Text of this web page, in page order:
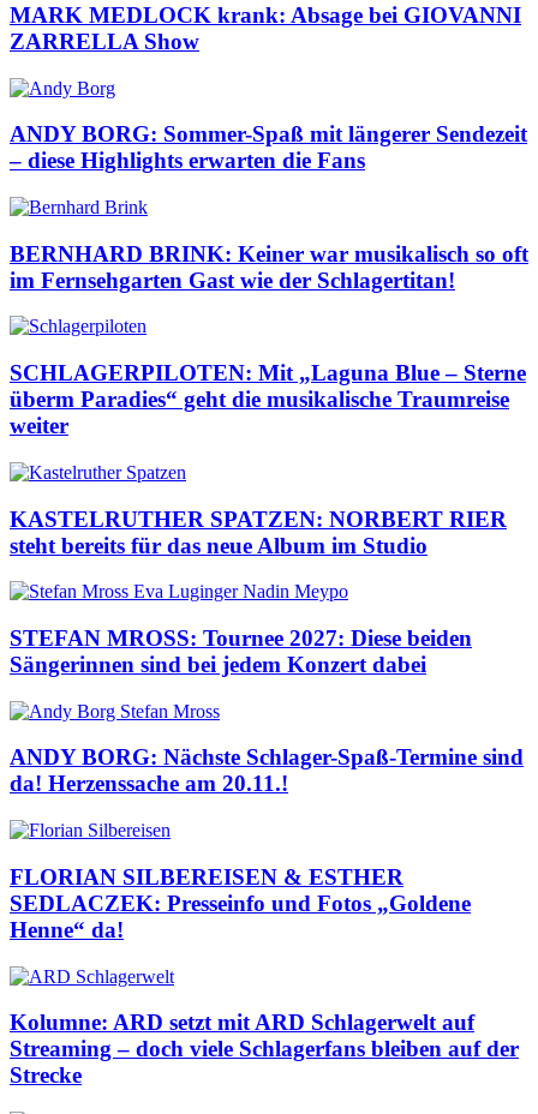
MARK MEDLOCK krank: Absage bei GIOVANNI
ZARRELLA Show
ANDY BORG: Sommer-Spaß mit längerer Sendezeit
– diese Highlights erwarten die Fans
BERNHARD BRINK: Keiner war musikalisch so oft
im Fernsehgarten Gast wie der Schlagertitan!
SCHLAGERPILOTEN: Mit „Laguna Blue – Sterne
überm Paradies“ geht die musikalische Traumreise
weiter
KASTELRUTHER SPATZEN: NORBERT RIER
steht bereits für das neue Album im Studio
STEFAN MROSS: Tournee 2027: Diese beiden
Sängerinnen sind bei jedem Konzert dabei
ANDY BORG: Nächste Schlager-Spaß-Termine sind
da! Herzenssache am 20.11.!
FLORIAN SILBEREISEN & ESTHER
SEDLACZEK: Presseinfo und Fotos „Goldene
Henne“ da!
Kolumne: ARD setzt mit ARD Schlagerwelt auf
Streaming – doch viele Schlagerfans bleiben auf der
Strecke